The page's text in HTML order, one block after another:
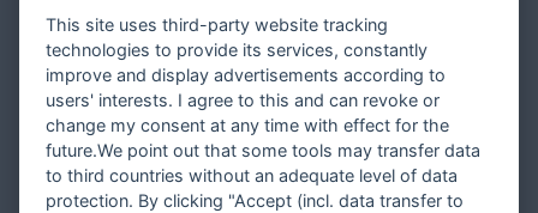
Versandinformationen
Partner werden
Designer werden
Über Tausendschön Karten
Blog
This site uses third-party website tracking
technologies to provide its services, constantly
improve and display advertisements according to
users' interests. I agree to this and can revoke or
change my consent at any time with effect for the
future.We point out that some tools may transfer data
to third countries without an adequate level of data
protection. By clicking "Accept (incl. data transfer to